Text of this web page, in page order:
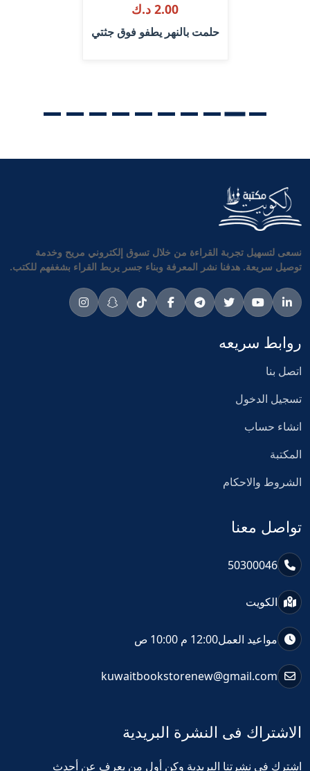
2.00 د.ك
حلمت بالنهر يطفو فوق جثتي
نسعى لتسهيل تجربة القراءة من خلال تسوق إلكتروني مريح وخدمة
توصيل سريعة. هدفنا نشر المعرفة وبناء جسر يربط القراء بشغفهم للكتب.
روابط سريعه
اتصل بنا
تسجيل الدخول
انشاء حساب
المكتبة
الشروط والاحكام
تواصل معنا
50300046
الكويت
مواعيد العمل12:00 م 10:00 ص
kuwaitbookstorenew@gmail.com
الاشتراك فى النشرة البريدية
اشترك في نشرتنا البريدية وكن أول من يعرف عن أحدث